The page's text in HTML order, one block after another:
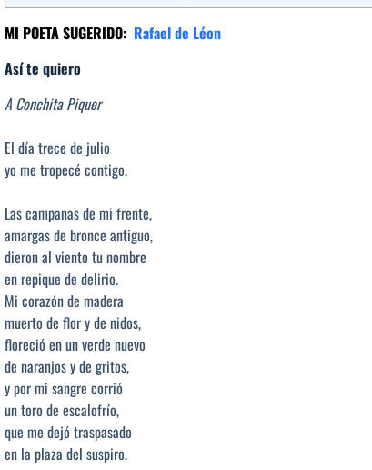
MI POETA SUGERIDO: Rafael de Léon
Así te quiero
A Conchita Piquer
El día trece de julio
yo me tropecé contigo.
Las campanas de mi frente,
amargas de bronce antiguo,
dieron al viento tu nombre
en repique de delirio.
Mi corazón de madera
muerto de flor y de nidos,
floreció en un verde nuevo
de naranjos y de gritos,
y por mi sangre corrió
un toro de escalofrío,
que me dejó traspasado
en la plaza del suspiro.